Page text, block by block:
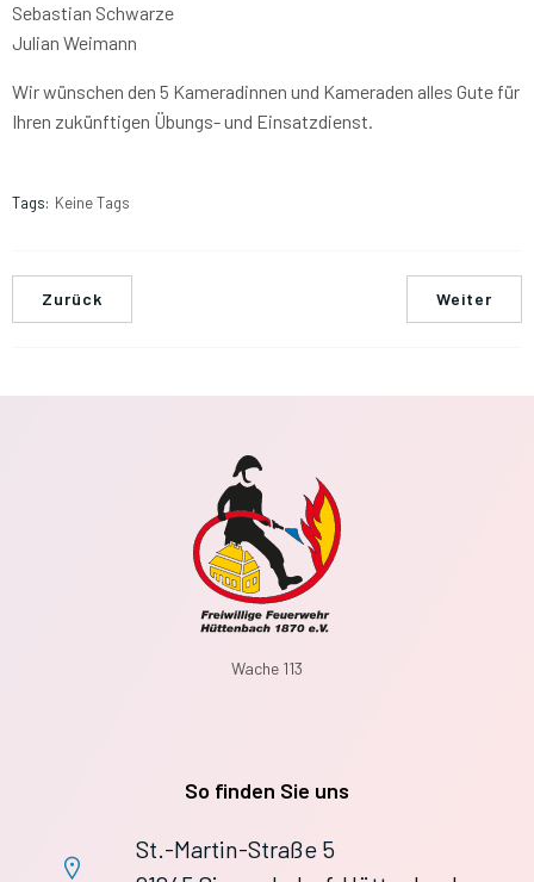
Sebastian Schwarze
Julian Weimann
Wir wünschen den 5 Kameradinnen und Kameraden alles Gute für
Ihren zukünftigen Übungs- und Einsatzdienst.
Tags: Keine Tags
Zurück Weiter
Wache 113
So finden Sie uns
St.-Martin-Straße 5